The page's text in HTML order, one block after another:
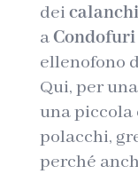
dei
aCondofuri
ellenofono
Qui, per
una piccola
polacchi,
perché